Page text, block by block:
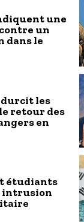
une
un
dans le
les
retour des
en
étudiants
intrusion